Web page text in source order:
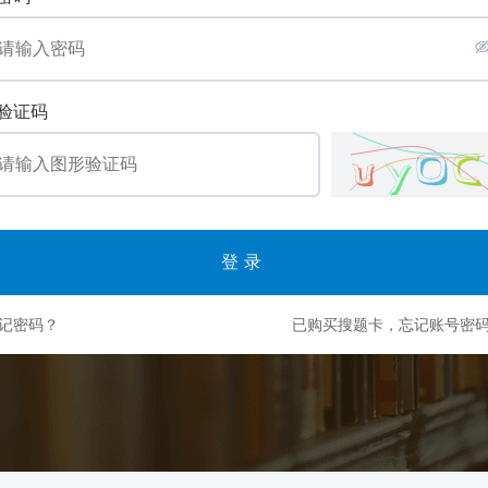
证码
登录
密码？ 已购买搜题卡，忘记账号密